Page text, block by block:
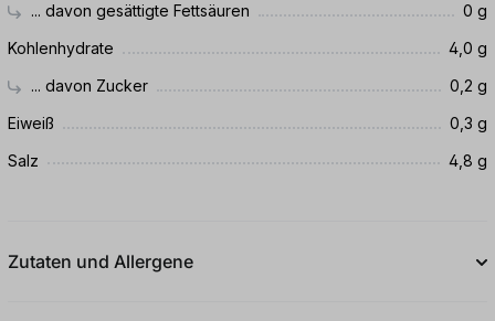
... davon gesättigte Fettsäuren
0 g
Kohlenhydrate
4,0 g
... davon Zucker
0,2 g
Eiweiß
0,3 g
Salz
4,8 g
Zutaten und Allergene